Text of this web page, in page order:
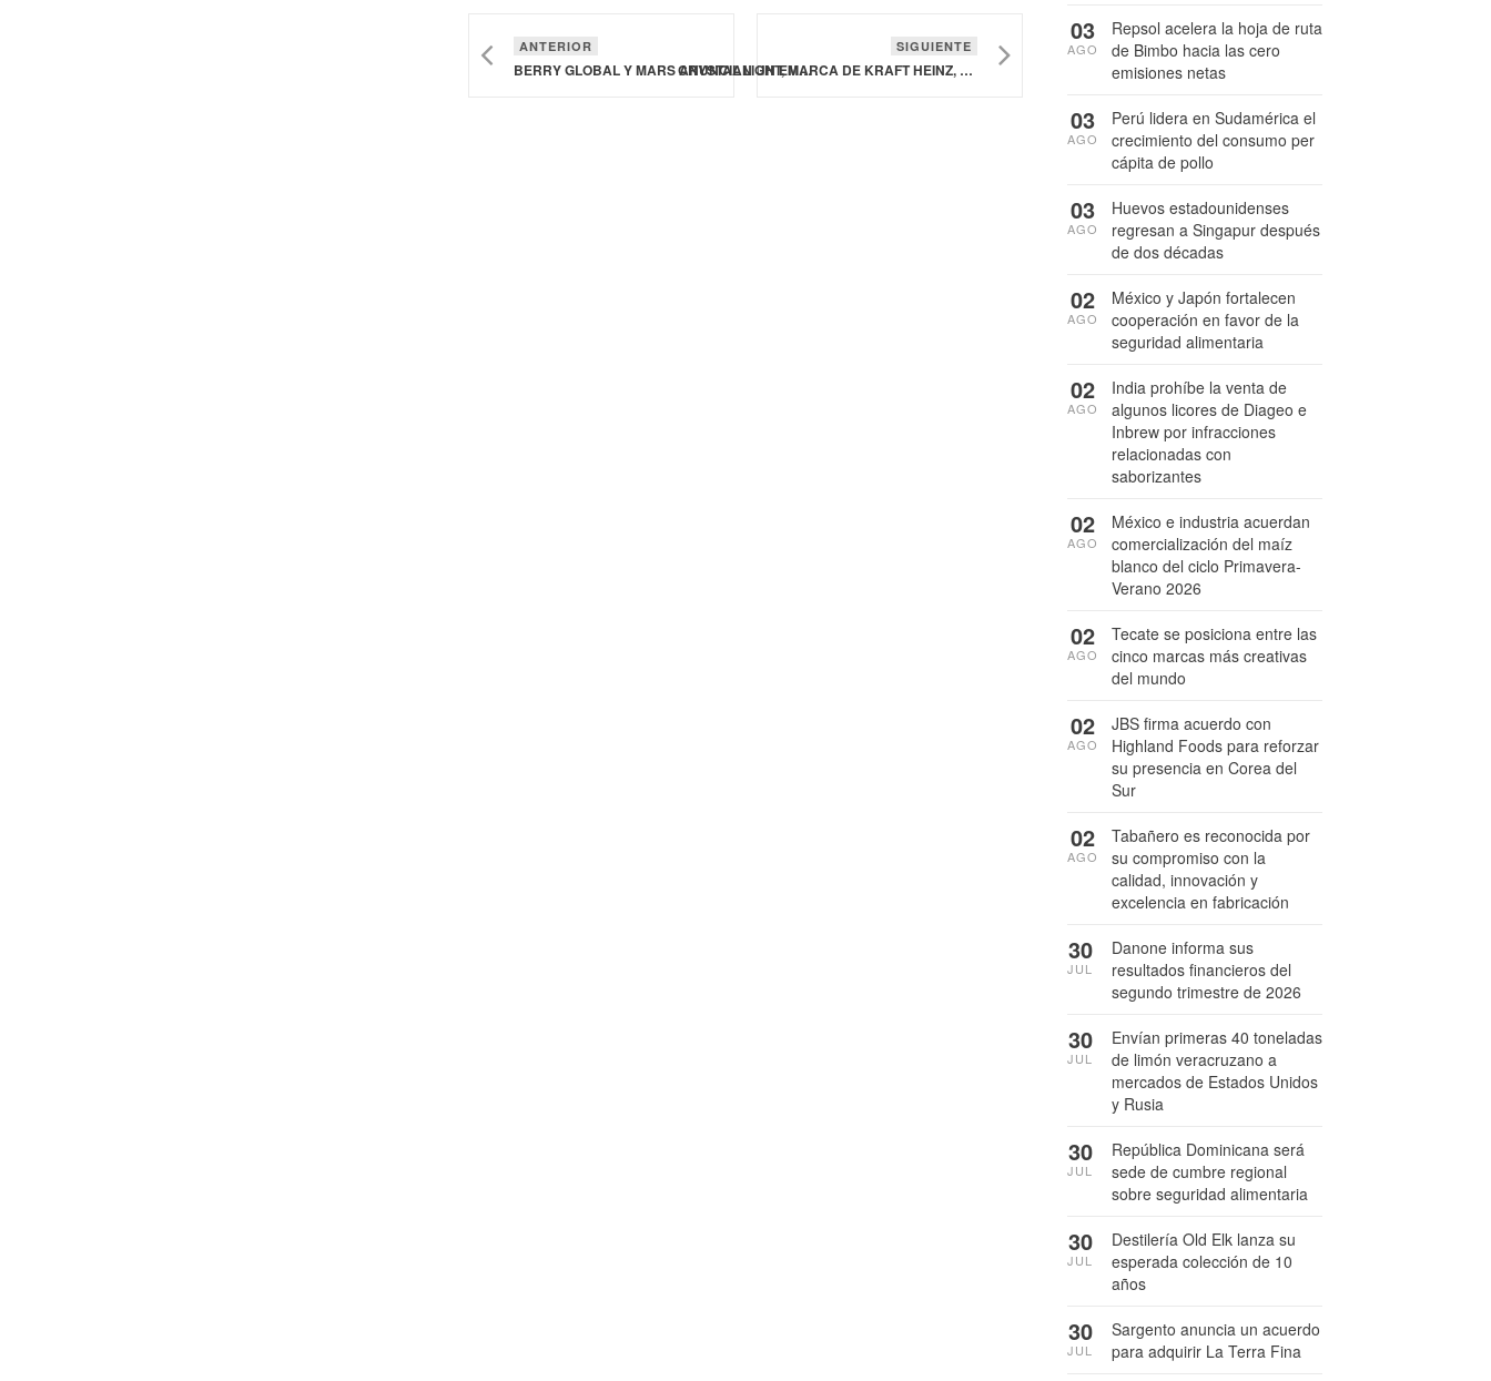
ANTERIOR
BERRY GLOBAL Y MARS ANUNCIAN UN EMPAQUE 100% RECICLADO
SIGUIENTE
CRYSTAL LIGHT, MARCA DE KRAFT HEINZ, LANZA EL REFRESCO DE VODKA CON MENOS CALORÍAS DEL MERCADO ESTADOUNIDENSE
Repsol acelera la hoja de ruta
de Bimbo hacia las cero
emisiones netas
03
AGO
Perú lidera en Sudamérica el
crecimiento del consumo per
cápita de pollo
03
AGO
Huevos estadounidenses
regresan a Singapur después
de dos décadas
03
AGO
México y Japón fortalecen
cooperación en favor de la
seguridad alimentaria
02
AGO
India prohíbe la venta de
algunos licores de Diageo e
Inbrew por infracciones
relacionadas con
saborizantes
02
AGO
México e industria acuerdan
comercialización del maíz
blanco del ciclo Primavera-
Verano 2026
02
AGO
Tecate se posiciona entre las
cinco marcas más creativas
del mundo
02
AGO
JBS firma acuerdo con
Highland Foods para reforzar
su presencia en Corea del
Sur
02
AGO
Tabañero es reconocida por
su compromiso con la
calidad, innovación y
excelencia en fabricación
02
AGO
Danone informa sus
resultados financieros del
segundo trimestre de 2026
30
JUL
Envían primeras 40 toneladas
de limón veracruzano a
mercados de Estados Unidos
y Rusia
30
JUL
República Dominicana será
sede de cumbre regional
sobre seguridad alimentaria
30
JUL
Destilería Old Elk lanza su
esperada colección de 10
años
30
JUL
Sargento anuncia un acuerdo
para adquirir La Terra Fina
30
JUL